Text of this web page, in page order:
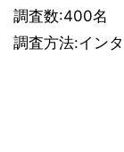
調査数:400名
調査方法:イン